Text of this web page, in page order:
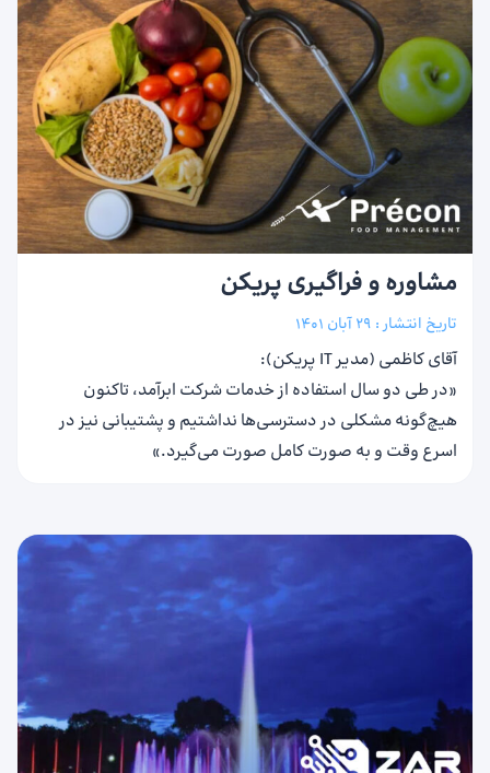
مشاوره و فراگیری پریکن
تاریخ انتشار : 29 آبان 1401
آقای کاظمی (مدیر IT پریکن):
«در طی دو سال استفاده از خدمات شرکت ابرآمد، تاکنون
هیچ‌گونه مشکلی در دسترسی‌ها نداشتیم و پشتیبانی نیز در
اسرع‌ وقت و به‌ صورت کامل صورت می‌گیرد.»